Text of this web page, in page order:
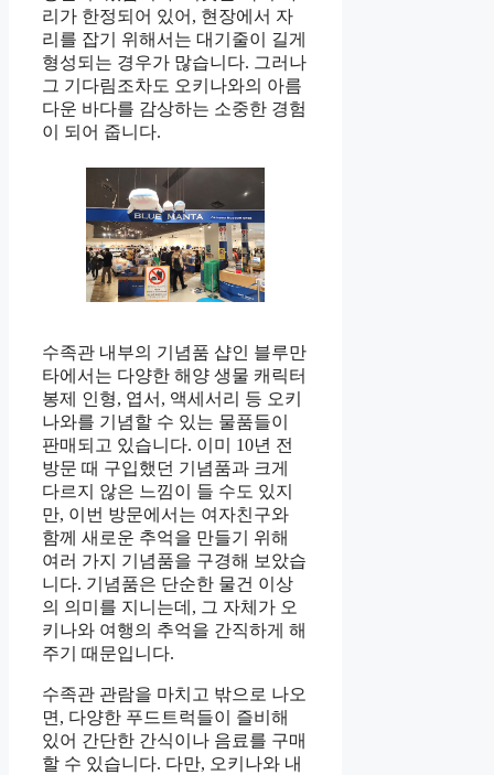
리가 한정되어 있어, 현장에서 자
리를 잡기 위해서는 대기줄이 길게
형성되는 경우가 많습니다. 그러나
그 기다림조차도 오키나와의 아름
다운 바다를 감상하는 소중한 경험
이 되어 줍니다.
수족관 내부의 기념품 샵인 블루만
타에서는 다양한 해양 생물 캐릭터
봉제 인형, 엽서, 액세서리 등 오키
나와를 기념할 수 있는 물품들이
판매되고 있습니다. 이미 10년 전
방문 때 구입했던 기념품과 크게
다르지 않은 느낌이 들 수도 있지
만, 이번 방문에서는 여자친구와
함께 새로운 추억을 만들기 위해
여러 가지 기념품을 구경해 보았습
니다. 기념품은 단순한 물건 이상
의 의미를 지니는데, 그 자체가 오
키나와 여행의 추억을 간직하게 해
주기 때문입니다.
수족관 관람을 마치고 밖으로 나오
면, 다양한 푸드트럭들이 즐비해
있어 간단한 간식이나 음료를 구매
할 수 있습니다. 다만, 오키나와 내